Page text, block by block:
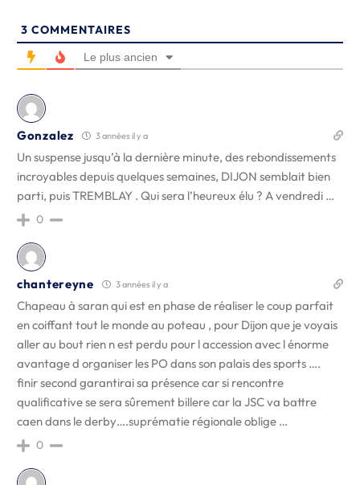
3 COMMENTAIRES
Le plus ancien
Gonzalez 3 années il y a
Un suspense jusqu’à la dernière minute, des rebondissements
incroyables depuis quelques semaines, DIJON semblait bien
parti, puis TREMBLAY . Qui sera l’heureux élu ? A vendredi …
0
chantereyne 3 années il y a
Chapeau à saran qui est en phase de réaliser le coup parfait
en coiffant tout le monde au poteau , pour Dijon que je voyais
aller au bout rien n est perdu pour l accession avec l énorme
avantage d organiser les PO dans son palais des sports ….
finir second garantirai sa présence car si rencontre
qualificative se sera sûrement billere car la JSC va battre
caen dans le derby….suprématie régionale oblige …
0